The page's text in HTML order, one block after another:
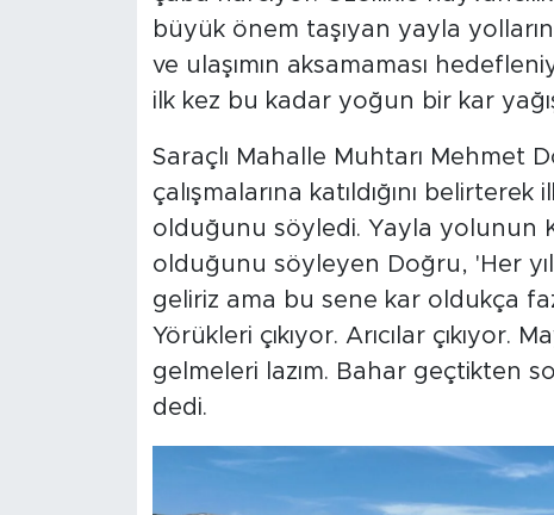
büyük önem taşıyan yayla
ve ulaşımın aksamaması
ilk kez bu kadar yoğun bir kar
Saraçlı Mahalle Muhtarı Mehmet
çalışmalarına katıldığını
olduğunu söyledi. Yayla yolunun
olduğunu söyleyen Doğru, 'Her yıl
geliriz ama bu sene kar oldukça
Yörükleri çıkıyor. Arıcılar çıkıyor.
gelmeleri lazım. Bahar geçtikten
dedi.